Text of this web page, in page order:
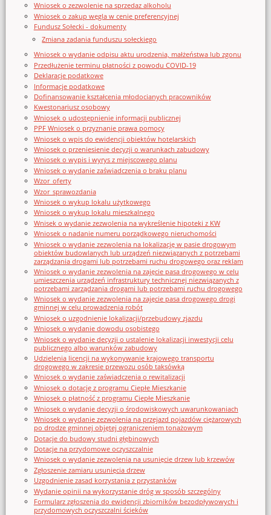
Wniosek o zezwolenie na sprzedaz alkoholu
Wniosek o zakup węgla w cenie preferencyjnej
Fundusz Sołecki - dokumenty
Zmiana zadania funduszu sołeckiego
Wniosek o wydanie odpisu aktu urodzenia, małżeństwa lub zgonu
Przedłużenie terminu płatności z powodu COVID-19
Deklaracje podatkowe
Informacje podatkowe
Dofinansowanie kształcenia młodocianych pracowników
Kwestonariusz osobowy
Wniosek o udostępnienie informacji publicznej
PPF Wniosek o przyznanie prawa pomocy
Wniosek o wpis do ewidencji obiektów hotelarskich
Wniosek o przeniesienie decyzji o warunkach zabudowy
Wniosek o wypis i wyrys z miejscowego planu
Wniosek o wydanie zaświadczenia o braku planu
Wzor_oferty
Wzor_sprawozdania
Wniosek o wykup lokalu użytkowego
Wniosek o wykup lokalu mieszkalnego
Wnisek o wydanie zezwolenia na wykreślenie hipoteki z KW
Wniosek o nadanie numeru porządkowego nieruchomości
Wniosek o wydanie zezwolenia na lokalizację w pasie drogowym
obiektów budowlanych lub urządzeń niezwiązanych z potrzebami
zarządzania drogami lub potrzebami ruchu drogowego oraz reklam
Wniosek o wydanie zezwolenia na zajęcie pasa drogowego w celu
umieszczenia urządzeń infrastruktury technicznej niezwiązanych z
potrzebami zarządzania drogami lub potrzebami ruchu drogowego
Wniosek o wydanie zezwolenia na zajęcie pasa drogowego drogi
gminnej w celu prowadzenia robót
Wniosek o uzgodnienie lokalizacji/przebudowy zjazdu
Wniosek o wydanie dowodu osobistego
Wniosek o wydanie decyzji o ustalenie lokalizacji inwestycji celu
publicznego albo warunków zabudowy
Udzielenia licencji na wykonywanie krajowego transportu
drogowego w zakresie przewozu osób taksówką
Wniosek o wydanie zaświadczenia o rewitalizacji
Wniosek o dotację z programu Ciepłe Mieszkanie
Wniosek o płatność z programu Ciepłe Mieszkanie
Wniosek o wydanie decyzji o środowiskowych uwarunkowaniach
Wniosek o wydanie zezwolenia na przejazd pojazdów ciężarowych
po drodze gminnej objętej ograniczeniem tonażowym
Dotacje do budowy studni głębinowych
Dotacje na przydomowe oczyszczalnie
Wniosek o wydanie zezwolenia na usunięcie drzew lub krzewów
Zgłoszenie zamiaru usunięcia drzew
Uzgodnienie zasad korzystania z przystanków
Wydanie opinii na wykorzystanie dróg w sposób szczególny
Formularz zgłoszenia do ewidencji zbiorników bezodpływowych i
przydomowych oczyszczalni ścieków